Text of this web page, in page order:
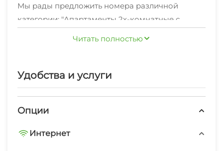
Мы рады предложить номера различной
категории: "Апартаменты 2х-комнатные с
зайти в интернет.
Также мы предоставляем дополнительные
услуги: экскурсионные услуги, стиральная
спутниковое тв.Полный список вы можете
Читать полностью
Удобства и услуги
Опции
Интернет